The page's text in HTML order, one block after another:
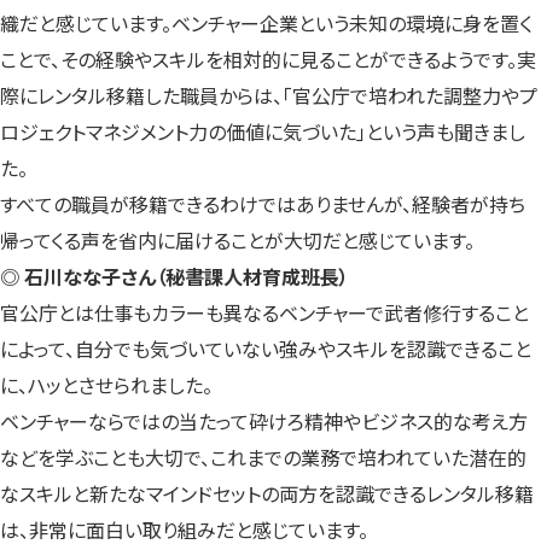
織だと感じています。ベンチャー企業という未知の環境に身を置く
ことで、その経験やスキルを相対的に見ることができるようです。実
際にレンタル移籍した職員からは、「官公庁で培われた調整力やプ
ロジェクトマネジメント力の価値に気づいた」という声も聞きまし
た。
すべての職員が移籍できるわけではありませんが、経験者が持ち
帰ってくる声を省内に届けることが大切だと感じています。
◎ 石川なな子さん（秘書課人材育成班長）
官公庁とは仕事もカラーも異なるベンチャーで武者修行すること
によって、自分でも気づいていない強みやスキルを認識できること
に、ハッとさせられました。
ベンチャーならではの当たって砕けろ精神やビジネス的な考え方
などを学ぶことも大切で、これまでの業務で培われていた潜在的
なスキルと新たなマインドセットの両方を認識できるレンタル移籍
は、非常に面白い取り組みだと感じています。